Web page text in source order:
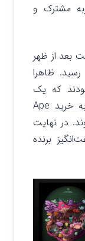
مشترک و
بعد از ظهر
ظاهرا
که یک
ساعت پس از شروع مسابقه، اقدام به خرید Ape
در نهایت
برنده